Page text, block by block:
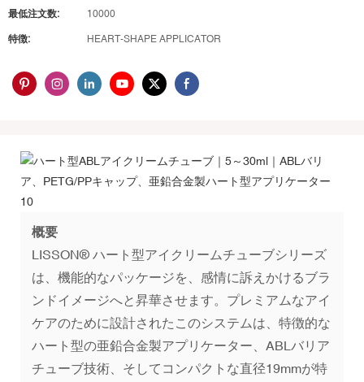
最低注文数: 10000
特徴: HEART-SHAPE APPLICATOR
概要
LISSON® ハート型アイクリームチューブシリーズ
は、機能的なパッケージを、感情に訴えかけるブラ
ンドイメージへと昇華させます。プレミアムなアイ
ケアのために設計されたこのシステムは、特徴的な
ハート型の亜鉛合金製アプリケーター、ABLバリア
チューブ技術、そしてコンパクトな直径19mmが特